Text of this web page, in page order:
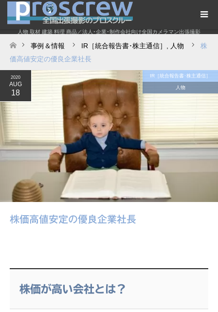
人物 取材 建築 料理 商品／法人･企業･制作会社向け全国カメラマン出張撮影
ホーム
事例＆情報 IR［統合報告書･株主通信］ 人物
株
価高値安定の優良企業社長
2020
AUG
18
IR［統合報告書･株主通信］
人物
株価高値安定の優良企業社長
株価が高い会社とは？